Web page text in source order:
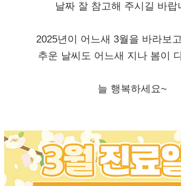
날짜 잘 참고해 주시길 바랍
2025년이 어느새 3월을 바라보
추운 날씨도 어느새 지나 봄이
늘 행복하세요~